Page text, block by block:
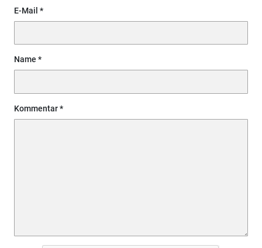
E-Mail
Name
Kommentar